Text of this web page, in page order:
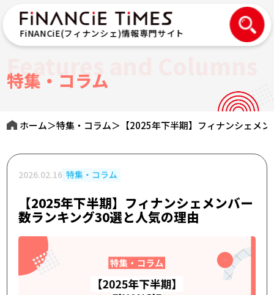
FiNANCiE(フィナンシェ)情報専門サイト
特集・コラム
Features and Columns
ホーム＞特集・コラム＞ 【2025年下半期】フィナンシェメ
2026.02.16 特集・コラム
【2025年下半期】フィナンシェメンバー
数ランキング30選と人気の理由